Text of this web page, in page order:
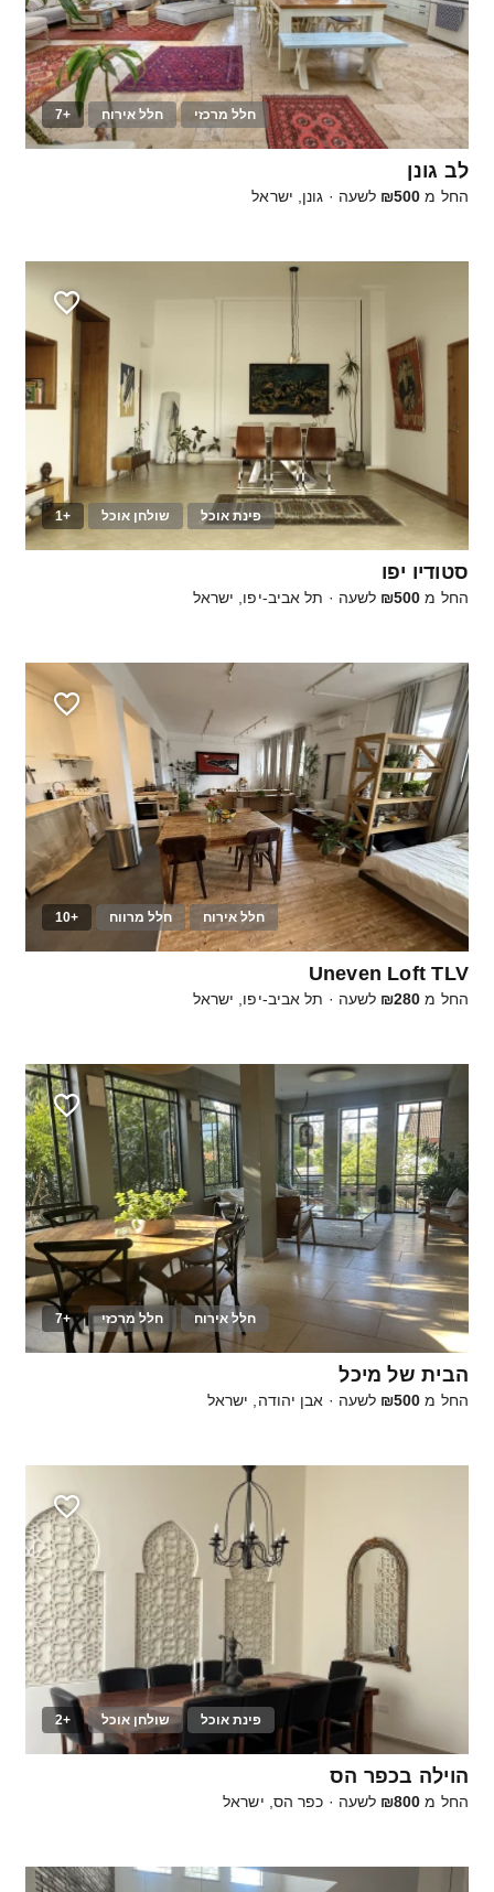
חלל מרכזי חלל אירוח +7
10
לב גונן
החל מ ₪500 לשעה · גונן, ישראל
פינת אוכל שולחן אוכל +1
25
סטודיו יפו
החל מ ₪500 לשעה · תל אביב-יפו, ישראל
חלל אירוח חלל מרווח +10
30
Uneven Loft TLV
החל מ ₪280 לשעה · תל אביב-יפו, ישראל
חלל אירוח חלל מרכזי +7
הבית של מיכל
החל מ ₪500 לשעה · אבן יהודה, ישראל
פינת אוכל שולחן אוכל +2
30
הוילה בכפר הס
החל מ ₪800 לשעה · כפר הס, ישראל